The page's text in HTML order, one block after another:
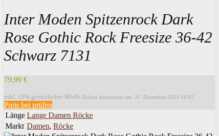
Inter Moden Spitzenrock Dark
Rose Gothic Rock Freesize 36-42
Schwarz 7131
79,99 €
inkl. 19% gesetzlicher MwSt. Zuletzt aktualisiert am: 31. Dezember 2025 18:02
Preis bei prüfen
Länge Lange Damen Röcke
Markt Damen, Röcke